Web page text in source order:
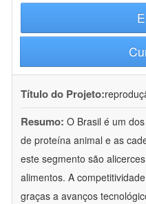
Título do Projeto:
Resumo: O Brasil é um
de proteína animal e as
este segmento são
alimentos. A
graças a avanços